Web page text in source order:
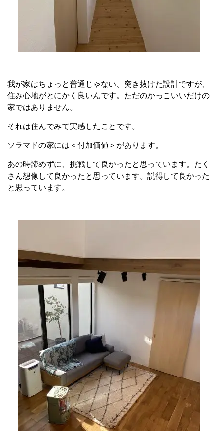
我が家はちょっと普通じゃない、突き抜けた設計ですが、
住み心地がとにかく良いんです。ただのかっこいいだけの
家ではありません。
それは住んでみて実感したことです。
ソラマドの家には＜付加価値＞があります。
あの時諦めずに、挑戦して良かったと思っています。たく
さん想像して良かったと思っています。説得して良かった
と思っています。